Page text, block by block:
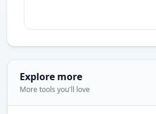
Explore more
More tools you'll love